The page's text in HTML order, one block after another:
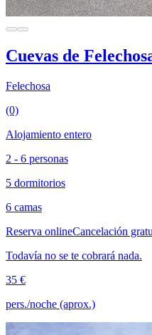
Cuevas de
Felechosa
(0)
Alojamiento entero
2 - 6 personas
5 dormitorios
6 camas
Reserva onlineCancelación
Todavía no se te cobrará nada.
35 €
pers./noche (aprox.)